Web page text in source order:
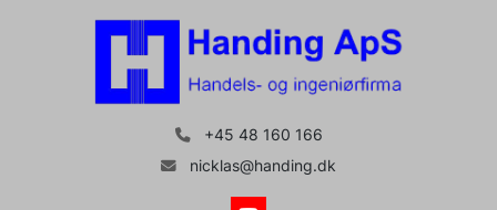
+45 48 160 166
nicklas@handing.dk